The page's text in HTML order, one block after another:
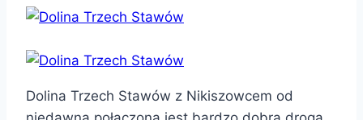
Dolina Trzech Stawów z Nikiszowcem od